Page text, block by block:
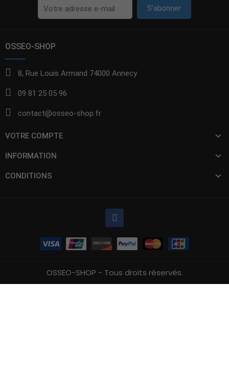
S’abonner
OSSEO-SHOP
8, Rue Louis Armand 74000 Annecy
09 81 25 05 96
contact@osseo-shop.fr
VOTRE COMPTE
INFORMATION
CONDITIONS
OSSEO-SHOP - Tous droits réservés.